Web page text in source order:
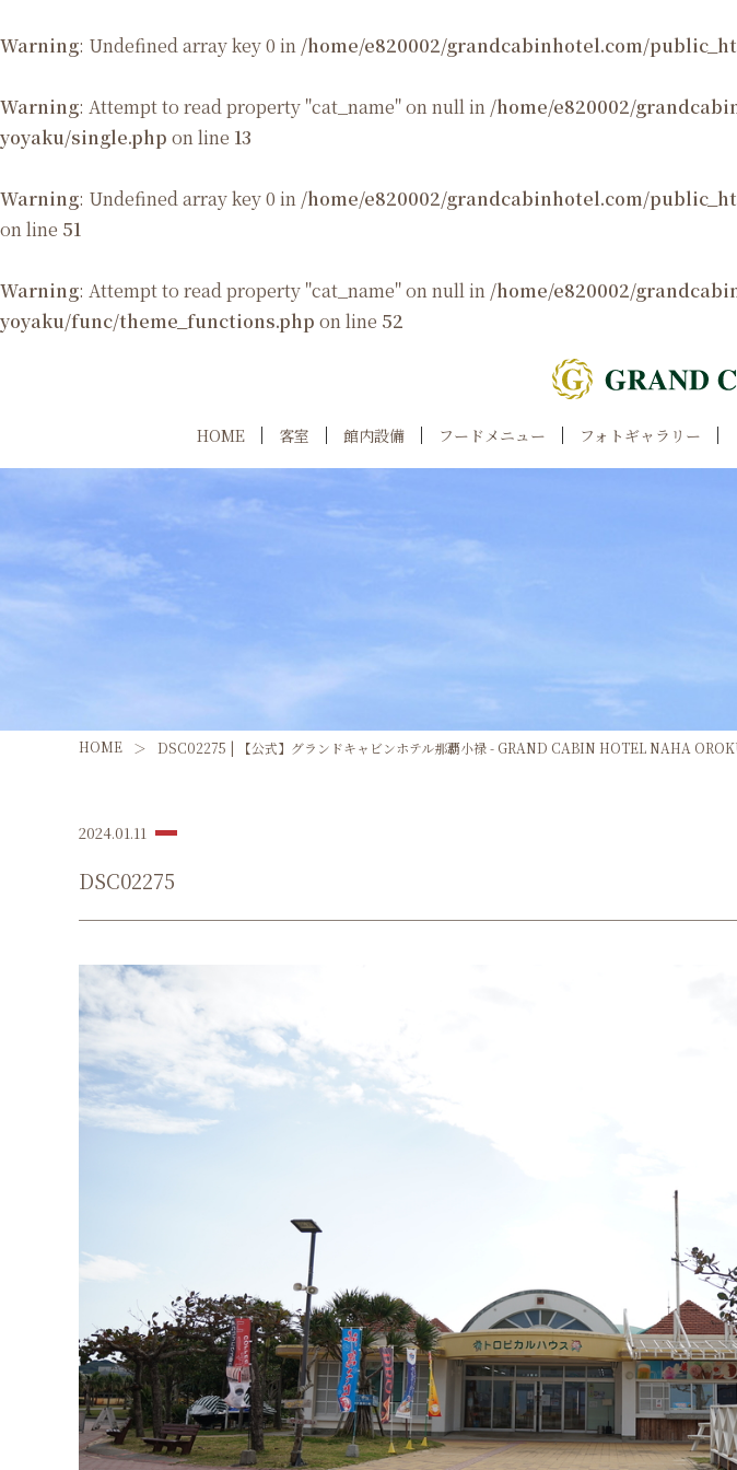
Warning: Undefined array key 0 in /home/e820002/grandcabinhotel.com/
Warning: Attempt to read property "cat_name" on null in /home/e820002/
yoyaku/single.php on line 13
Warning: Undefined array key 0 in /home/e820002/grandcabinhotel.com/
on line 51
Warning: Attempt to read property "cat_name" on null in /home/e820002/
yoyaku/func/theme_functions.php on line 52
HOME 客室 館内設備 フードメニュー フォトギャラリー
HOME DSC02275 | 【公式】グランドキャビンホテル那覇小禄 - GRAND CABIN HOTEL NAHA
2024.01.11
DSC02275